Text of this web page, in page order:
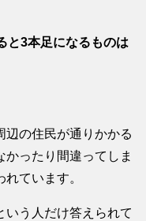
と3本足になるものは
辺の住民が通りかかる
ったり間違ってしま
ています。
いう人だけ答えられて